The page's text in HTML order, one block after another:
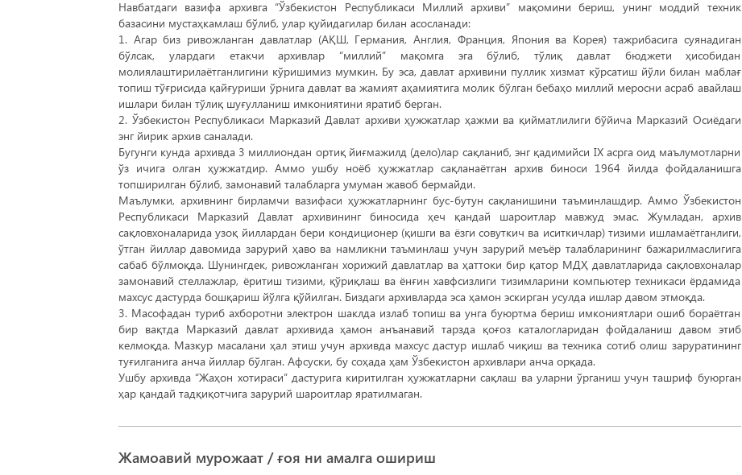
Навбатдаги вазифа архивга “Ўзбекистон Республикаси Миллий архиви” мақомини бериш, унинг моддий техник
базасини мустаҳкамлаш бўлиб, улар қуйидагилар билан асосланади:
1. Агар биз ривожланган давлатлар (АҚШ, Германия, Англия, Франция, Япония ва Корея) тажрибасига суянадиган
бўлсак, улардаги етакчи архивлар “миллий” мақомга эга бўлиб, тўлиқ давлат бюджети ҳисобидан
молиялаштирилаётганлигини кўришимиз мумкин. Бу эса, давлат архивини пуллик хизмат кўрсатиш йўли билан маблағ
топиш тўғрисида қайғуриши ўрнига давлат ва жамият аҳамиятига молик бўлган бебаҳо миллий меросни асраб авайлаш
ишлари билан тўлиқ шуғулланиш имкониятини яратиб берган.
2. Ўзбекистон Республикаси Марказий Давлат архиви ҳужжатлар ҳажми ва қийматлилиги бўйича Марказий Осиёдаги
энг йирик архив саналади.
Бугунги кунда архивда 3 миллиондан ортиқ йиғмажилд (дело)лар сақланиб, энг қадимийси IX асрга оид маълумотларни
ўз ичига олган ҳужжатдир. Аммо ушбу ноёб ҳужжатлар сақланаётган архив биноси 1964 йилда фойдаланишга
топширилган бўлиб, замонавий талабларга умуман жавоб бермайди.
Маълумки, архивнинг бирламчи вазифаси ҳужжатларнинг бус-бутун сақланишини таъминлашдир. Аммо Ўзбекистон
Республикаси Марказий Давлат архивининг биносида ҳеч қандай шароитлар мавжуд эмас. Жумладан, архив
сақловхоналарида узоқ йиллардан бери кондиционер (қишги ва ёзги совуткич ва иситкичлар) тизими ишламаётганлиги,
ўтган йиллар давомида зарурий ҳаво ва намликни таъминлаш учун зарурий меъёр талабларининг бажарилмаслигига
сабаб бўлмоқда. Шунингдек, ривожланган хорижий давлатлар ва ҳаттоки бир қатор МДҲ давлатларида сақловхоналар
замонавий стеллажлар, ёритиш тизими, қўриқлаш ва ёнғин хавфсизлиги тизимларини компьютер техникаси ёрдамида
махсус дастурда бошқариш йўлга қўйилган. Биздаги архивларда эса ҳамон эскирган усулда ишлар давом этмоқда.
3. Масофадан туриб ахборотни электрон шаклда излаб топиш ва унга буюртма бериш имкониятлари ошиб бораётган
бир вақтда Марказий давлат архивида ҳамон анъанавий тарзда қоғоз каталогларидан фойдаланиш давом этиб
келмоқда. Мазкур масалани ҳал этиш учун архивда махсус дастур ишлаб чиқиш ва техника сотиб олиш заруратининг
туғилганига анча йиллар бўлган. Афсуски, бу соҳада ҳам Ўзбекистон архивлари анча орқада.
Ушбу архивда “Жаҳон хотираси” дастурига киритилган ҳужжатларни сақлаш ва уларни ўрганиш учун ташриф буюрган
ҳар қандай тадқиқотчига зарурий шароитлар яратилмаган.
Жамоавий мурожаат / ғоя ни амалга ошириш